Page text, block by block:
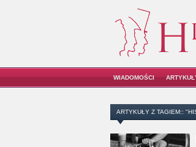
WIADOMOŚCI
ARTYKUŁY Z TAGIEM::